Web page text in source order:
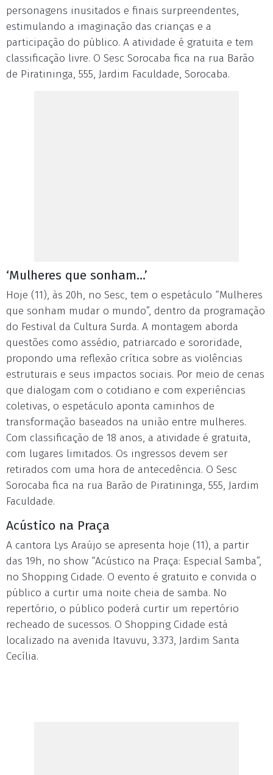
personagens inusitados e finais surpreendentes,
estimulando a imaginação das crianças e a
participação do público. A atividade é gratuita e tem
classificação livre. O Sesc Sorocaba fica na rua Barão
de Piratininga, 555, Jardim Faculdade, Sorocaba.
‘Mulheres que sonham...’
Hoje (11), às 20h, no Sesc, tem o espetáculo “Mulheres
que sonham mudar o mundo”, dentro da programação
do Festival da Cultura Surda. A montagem aborda
questões como assédio, patriarcado e sororidade,
propondo uma reflexão crítica sobre as violências
estruturais e seus impactos sociais. Por meio de cenas
que dialogam com o cotidiano e com experiências
coletivas, o espetáculo aponta caminhos de
transformação baseados na união entre mulheres.
Com classificação de 18 anos, a atividade é gratuita,
com lugares limitados. Os ingressos devem ser
retirados com uma hora de antecedência. O Sesc
Sorocaba fica na rua Barão de Piratininga, 555, Jardim
Faculdade.
Acústico na Praça
A cantora Lys Araújo se apresenta hoje (11), a partir
das 19h, no show “Acústico na Praça: Especial Samba”,
no Shopping Cidade. O evento é gratuito e convida o
público a curtir uma noite cheia de samba. No
repertório, o público poderá curtir um repertório
recheado de sucessos. O Shopping Cidade está
localizado na avenida Itavuvu, 3.373, Jardim Santa
Cecília.